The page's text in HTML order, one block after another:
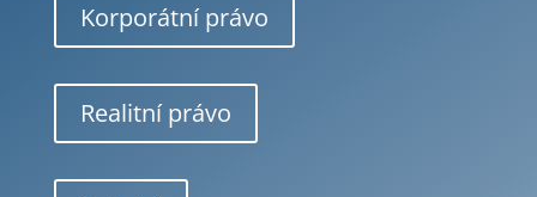
Korporátní právo
Realitní právo